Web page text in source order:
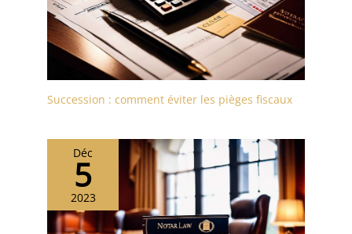
Succession : comment éviter les pièges fiscaux
Déc
5
2023